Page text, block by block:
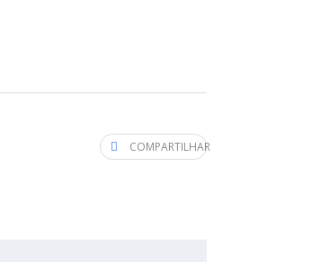
COMPARTILHAR